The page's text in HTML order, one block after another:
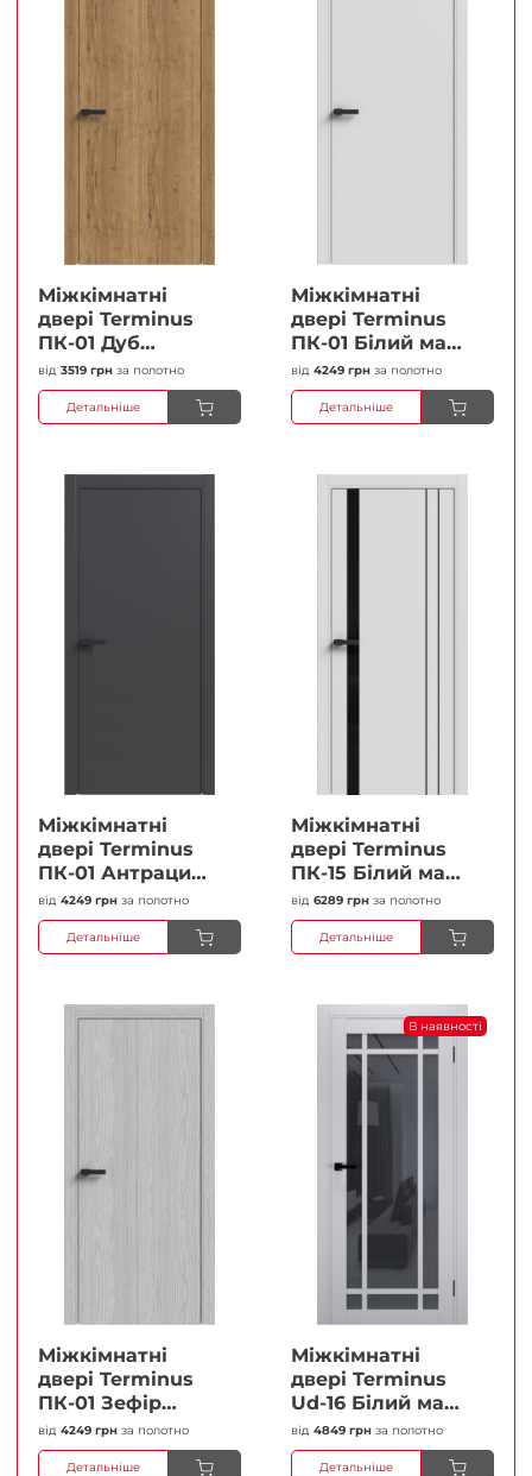
Міжкімнатні
двері Terminus
ПК-01 Дуб
античний Глухі
Плівка
від 3519 грн за полотно
Детальніше
Міжкімнатні
двері Terminus
ПК-01 Білий мат
(Термінус) Глухі
Плівка
від 4249 грн за полотно
Детальніше
Міжкімнатні
двері Terminus
ПК-01 Антрацит
(п/п) Глухі
Плівка
від 4249 грн за полотно
Детальніше
Міжкімнатні
двері Terminus
ПК-15 Білий мат
(Термінус) Чорне
скло Плівка
від 6289 грн за полотно
Детальніше
Міжкімнатні
двері Terminus
ПК-01 Зефір
Глухі Плівка
від 4249 грн за полотно
Детальніше
В наявності
Міжкімнатні
двері Terminus
Ud-16 Білий мат
(Термінус) Сатин
білий Плівка
від 4849 грн за полотно
Детальніше